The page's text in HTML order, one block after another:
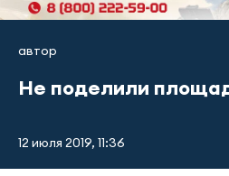
автор
Не поделили
12 июля 2019, 11:36